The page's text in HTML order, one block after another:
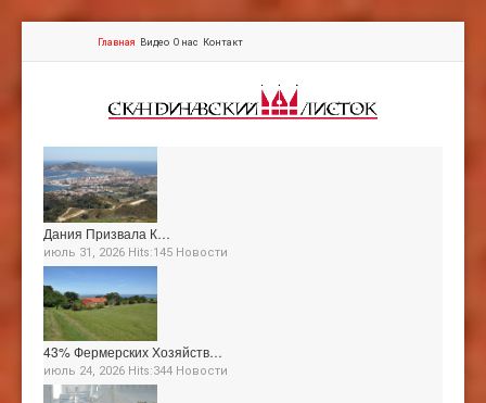
Главная Видео О нас Контакт
Дания Призвала К…
июль 31, 2026 Hits:145 Новости
43% Фермерских Хозяйств…
июль 24, 2026 Hits:344 Новости